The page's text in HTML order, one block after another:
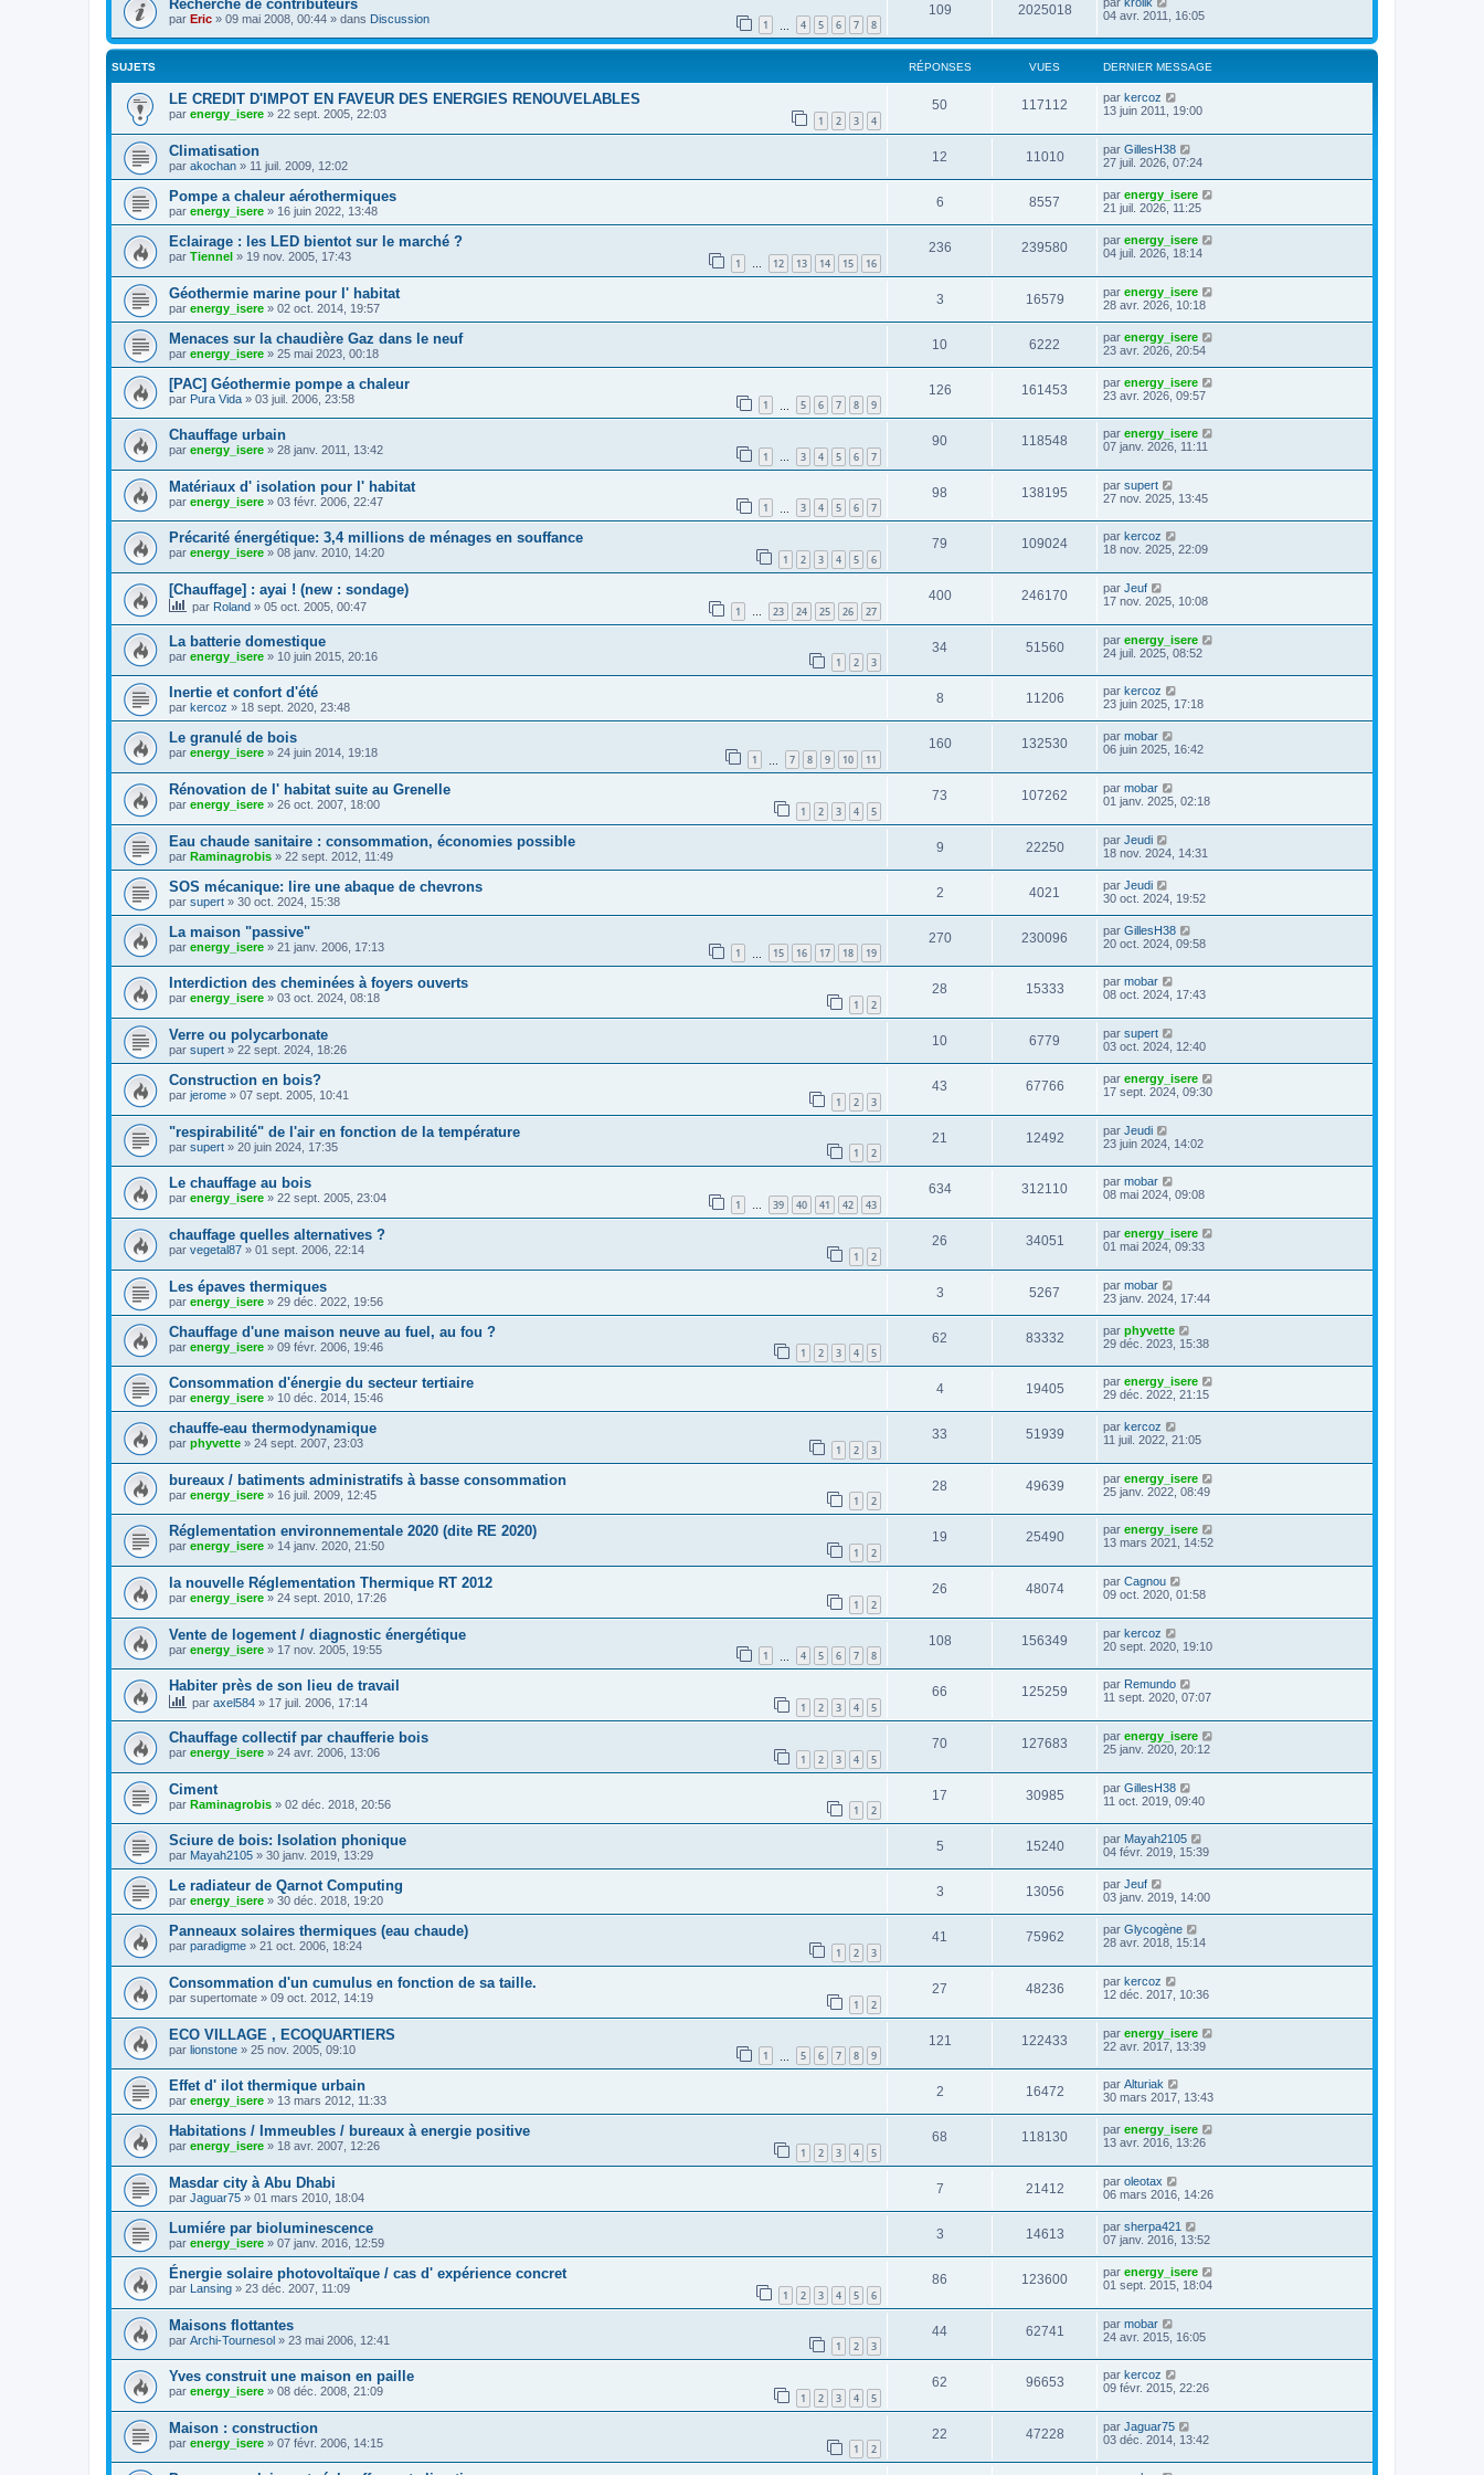
Recherche de contributeurs
par Eric » 09 mai 2008, 00:44 » dans Discussion 1 4 5 6 7 8
109 2025018
04 avr. 2011, 16:05
SUJETS RÉPONSES VUES DERNIER MESSAGE
LE CREDIT D'IMPOT EN FAVEUR DES ENERGIES RENOUVELABLES
par energy_isere » 22 sept. 2005, 22:03 1 2 3 4
50 117112 par kercoz
13 juin 2011, 19:00
Climatisation
par akochan » 11 juil. 2009, 12:02
12 11010 par GillesH38
27 juil. 2026, 07:24
Pompe a chaleur aérothermiques
par energy_isere » 16 juin 2022, 13:48
6 8557 par energy_isere
21 juil. 2026, 11:25
Eclairage : les LED bientot sur le marché ?
par Tiennel » 19 nov. 2005, 17:43 1 … 12 13 14 15 16
236 239580 par energy_isere
04 juil. 2026, 18:14
Géothermie marine pour l' habitat
par energy_isere » 02 oct. 2014, 19:57
3 16579 par energy_isere
28 avr. 2026, 10:18
Menaces sur la chaudière Gaz dans le neuf
par energy_isere » 25 mai 2023, 00:18
10 6222 par energy_isere
23 avr. 2026, 20:54
[PAC] Géothermie pompe a chaleur
par Pura Vida » 03 juil. 2006, 23:58 1 5 6 7 8 9
126 161453 par energy_isere
23 avr. 2026, 09:57
Chauffage urbain
par energy_isere » 28 janv. 2011, 13:42 1 … 3 4 5 6 7
90 118548 par energy_isere
07 janv. 2026, 11:11
Matériaux d' isolation pour l' habitat
par energy_isere » 03 févr. 2006, 22:47 1 3 4 5 6 7
98 138195 par supert
27 nov. 2025, 13:45
Précarité énergétique: 3,4 millions de ménages en souffance
par energy_isere » 08 janv. 2010, 14:20 1 2 3 4 5 6
79 109024 par kercoz
18 nov. 2025, 22:09
[Chauffage] : ayai ! (new : sondage)
par Roland » 05 oct. 2005, 00:47 1 … 23 24 25 26 27
400 246170 par Jeuf
17 nov. 2025, 10:08
La batterie domestique
par energy_isere » 10 juin 2015, 20:16 1 2 3
34 51560 par energy_isere
24 juil. 2025, 08:52
Inertie et confort d'été
par kercoz » 18 sept. 2020, 23:48
8 11206 par kercoz
23 juin 2025, 17:18
Le granulé de bois
par energy_isere » 24 juin 2014, 19:18 1 7 8 9 10 11
160 132530 par mobar
06 juin 2025, 16:42
Rénovation de l' habitat suite au Grenelle
par energy_isere » 26 oct. 2007, 18:00 1 2 3 4 5
73 107262 par mobar
01 janv. 2025, 02:18
Eau chaude sanitaire : consommation, économies possible
par Raminagrobis » 22 sept. 2012, 11:49
9 22250 par Jeudi
18 nov. 2024, 14:31
SOS mécanique: lire une abaque de chevrons
par supert » 30 oct. 2024, 15:38
2 4021 par Jeudi
30 oct. 2024, 19:52
La maison "passive"
par energy_isere » 21 janv. 2006, 17:13 1 15 16 17 18 19
270 230096 par GillesH38
20 oct. 2024, 09:58
Interdiction des cheminées à foyers ouverts
par energy_isere » 03 oct. 2024, 08:18 1 2
28 15333 par mobar
08 oct. 2024, 17:43
Verre ou polycarbonate
par supert » 22 sept. 2024, 18:26
10 6779 par supert
03 oct. 2024, 12:40
Construction en bois?
par jerome » 07 sept. 2005, 10:41 1 2 3
43 67766 par energy_isere
17 sept. 2024, 09:30
"respirabilité" de l'air en fonction de la température
par supert » 20 juin 2024, 17:35 1 2
21 12492 par Jeudi
23 juin 2024, 14:02
Le chauffage au bois
par energy_isere » 22 sept. 2005, 23:04 1 … 39 40 41 42 43
634 312110 par mobar
08 mai 2024, 09:08
chauffage quelles alternatives ?
par vegetal87 » 01 sept. 2006, 22:14 1 2
26 34051 par energy_isere
01 mai 2024, 09:33
Les épaves thermiques
par energy_isere » 29 déc. 2022, 19:56
3 5267 par mobar
23 janv. 2024, 17:44
Chauffage d'une maison neuve au fuel, au fou ?
par energy_isere » 09 févr. 2006, 19:46 1 2 3 4 5
62 83332 par phyvette
29 déc. 2023, 15:38
Consommation d'énergie du secteur tertiaire
par energy_isere » 10 déc. 2014, 15:46
4 19405 par energy_isere
29 déc. 2022, 21:15
chauffe-eau thermodynamique
par phyvette » 24 sept. 2007, 23:03 1 2 3
33 51939 par kercoz
11 juil. 2022, 21:05
bureaux / batiments administratifs à basse consommation
par energy_isere » 16 juil. 2009, 12:45 1 2
28 49639 par energy_isere
25 janv. 2022, 08:49
Réglementation environnementale 2020 (dite RE 2020)
par energy_isere » 14 janv. 2020, 21:50 1 2
19 25490 par energy_isere
13 mars 2021, 14:52
la nouvelle Réglementation Thermique RT 2012
par energy_isere » 24 sept. 2010, 17:26 1 2
26 48074 par Cagnou
09 oct. 2020, 01:58
Vente de logement / diagnostic énergétique
par energy_isere » 17 nov. 2005, 19:55 1 4 5 6 7 8
108 156349 par kercoz
20 sept. 2020, 19:10
Habiter près de son lieu de travail
par axel584 » 17 juil. 2006, 17:14 1 2 3 4 5
66 125259 par Remundo
11 sept. 2020, 07:07
Chauffage collectif par chaufferie bois
par energy_isere » 24 avr. 2006, 13:06 1 2 3 4 5
70 127683 par energy_isere
25 janv. 2020, 20:12
Ciment
par Raminagrobis » 02 déc. 2018, 20:56 1 2
17 30985 par GillesH38
11 oct. 2019, 09:40
Sciure de bois: Isolation phonique
par Mayah2105 » 30 janv. 2019, 13:29
5 15240 par Mayah2105
04 févr. 2019, 15:39
Le radiateur de Qarnot Computing
par energy_isere » 30 déc. 2018, 19:20
3 13056 par Jeuf
03 janv. 2019, 14:00
Panneaux solaires thermiques (eau chaude)
par paradigme » 21 oct. 2006, 18:24 1 2 3
41 75962 par Glycogène
28 avr. 2018, 15:14
Consommation d'un cumulus en fonction de sa taille.
par supertomate » 09 oct. 2012, 14:19 1 2
27 48236 par kercoz
12 déc. 2017, 10:36
ECO VILLAGE , ECOQUARTIERS
par lionstone » 25 nov. 2005, 09:10 1 5 6 7 8 9
121 122433 par energy_isere
22 avr. 2017, 13:39
Effet d' ilot thermique urbain
par energy_isere » 13 mars 2012, 11:33
2 16472 par Alturiak
30 mars 2017, 13:43
Habitations / Immeubles / bureaux à energie positive
par energy_isere » 18 avr. 2007, 12:26 1 2 3 4 5
68 118130 par energy_isere
13 avr. 2016, 13:26
Masdar city à Abu Dhabi
par Jaguar75 » 01 mars 2010, 18:04
7 21412 par oleotax
06 mars 2016, 14:26
Lumiére par bioluminescence
par energy_isere » 07 janv. 2016, 12:59
3 14613 par sherpa421
07 janv. 2016, 13:52
Énergie solaire photovoltaïque / cas d' expérience concret
par Lansing » 23 déc. 2007, 11:09 1 2 3 4 5 6
86 123600 par energy_isere
01 sept. 2015, 18:04
Maisons flottantes
par Archi-Tournesol » 23 mai 2006, 12:41 1 2 3
44 62741 par mobar
24 avr. 2015, 16:05
Yves construit une maison en paille
par energy_isere » 08 déc. 2008, 21:09 1 2 3 4 5
62 96653 par kercoz
09 févr. 2015, 22:26
Maison : construction
par energy_isere » 07 févr. 2006, 14:15 1 2
22 47228 par Jaguar75
03 déc. 2014, 13:42